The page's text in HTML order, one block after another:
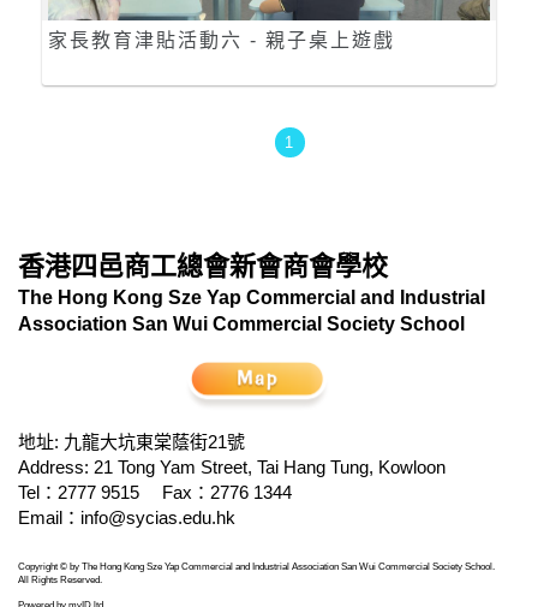
家長教育津貼活動六 - 親子桌上遊戲
1
香港四邑商工總會新會商會學校
The Hong Kong Sze Yap Commercial and Industrial
Association San Wui Commercial Society School
地址: 九龍大坑東棠蔭街21號
Address: 21 Tong Yam Street, Tai Hang Tung, Kowloon
Tel：2777 9515
Fax：2776 1344
Email： info@sycias.edu.hk
Copyright © by The Hong Kong Sze Yap Commercial and Industrial Association San Wui Commercial Society School.
All Rights Reserved.